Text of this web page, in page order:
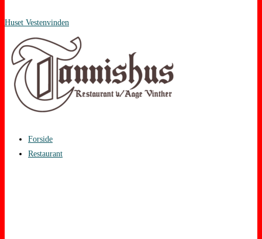
Huset Vestenvinden
Forside
Restaurant